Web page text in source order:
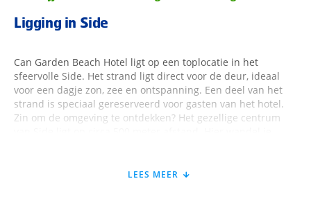
Ligging in Side
Can Garden Beach Hotel ligt op een toplocatie in het
sfeervolle Side. Het strand ligt direct voor de deur, ideaal
voor een dagje zon, zee en ontspanning. Een deel van het
strand is speciaal gereserveerd voor gasten van het hotel.
Zin om de omgeving te ontdekken? Het gezellige centrum
Romeinse amfitheater. De luchthaven van Antalya is
LEES MEER